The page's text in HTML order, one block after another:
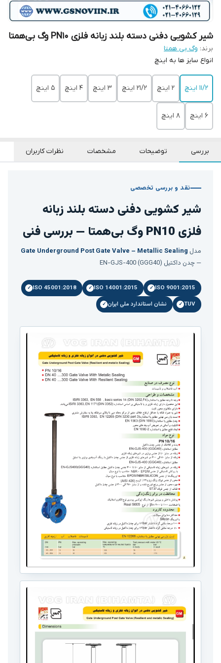
شیر کشویی دفنی دسته بلند زبانه فلزی PN10 وگ بی‌همتا
برند: وگ بی همتا
انواع سایز ها به اینچ
11/2 اینچ 2 اینچ 21/2 اینچ 3 اینچ 4 اینچ 5 اینچ
6 اینچ 8 اینچ
بررسی توضیحات مشخصات نظرات کاربران
نقد و بررسی تخصصی
شیر کشویی دفنی دسته بلند زبانه
فلزی PN10 وگ بی‌همتا — بررسی فنی
مدل Gate Underground Post Gate Valve – Metallic Sealing
— چدن داکتیل EN-GJS-400 (GGG40)
ISO 9001:2015
ISO 14001:2015
ISO 45001:2018
TUV
نشان استاندارد ملی ایران